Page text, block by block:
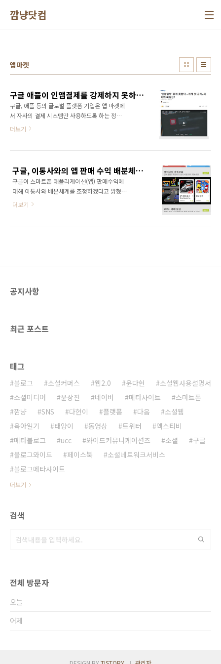
깜냥닷컴
앱마켓
구글 애플이 인앱결제를 강제하지 못하게 하는 인앱결제 방지법 국회 통과
구글, 애플 등의 글로벌 플랫폼 기업은 앱 마켓에
서 자사의 결제 시스템만 사용하도록 하는 정책
을 고수해 왔다. 결제 수수료도 30%나 되지만
방지법'이 국회를 통과하면서 더이상 인앱결제
를 강제적으로 요구할 수 없게 되었다. 자사의 결
제 시스템을 강제해 왔던 인앱결제가 자유롭게
되면 결제 수수료를 낮출 수 있어서 수익성이 늘
업자가 앱을 심사하는 과정에서 불이익을 주는
더보기
구글, 이통사와의 앱 판매 수익 배분체계 조정한다
구글이 스마트폰 애플리케이션(앱) 판매수익에
대해 이통사와 배분체계를 조정하겠다고 밝혔
다. 현재는 앱이 판매되면 앱 개발사가 70%를
사실 구글에 대한 의존도가 높아가고 기술적으
더보기
공지사항
최근 포스트
태그
블로그 소셜커머스 웹2.0 윤다현
소셜웹사용설명서
소셜미디어
윤상진 네이버 메타사이트
스마트폰
깜냥
SNS 다현이 플랫폼 다음
소셜웹
육아일기
태양이 동영상 트위터
엑스티비
메타블로그
ucc 와이드커뮤니케이션즈 소셜
구글
블로그와이드
페이스북
소셜네트워크서비스
블로그메타사이트
더보기
검색
전체 방문자
오늘
어제